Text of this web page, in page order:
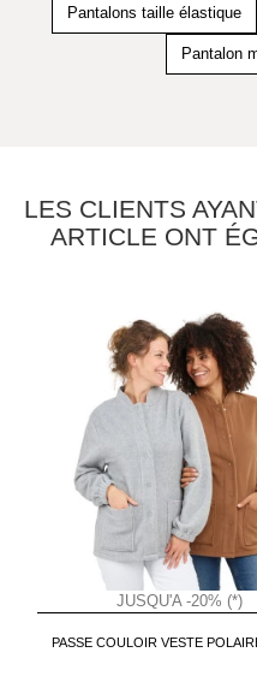
Pantalons taille élastique
Pantalon
LES CLIENTS
ARTICLE ONT
JUSQU'A -20% (*)
PASSE COULOIR VESTE